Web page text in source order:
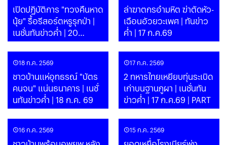
เปิดปฏิบัติการ "ทวงคืนหาด
นุ้ย" รื้อรีสอร์ตหรูรุกป่า |
เนชั่นทันข่าวค่ำ | 20
ก.ค.69 | PART
ล่าฆาตกรอำมหิต ฆ่าตัดหัว-
เฉือนอัวยวะเพศ | ทันข่าว
ค่ำ | 17 ก.ค.69
18 ก.ค. 2569
ชาวบ้านแห่อุทธรณ์ "บัตร
คนจน" แน่นธนาคาร | เนชั่
นทันข่าวค่ำ | 18 ก.ค. 69
17 ก.ค. 2569
2 ทหารไทยเหยียบทุ่นระเบิด
เก่าบนฐานภูผา | เนชั่นทัน
ข่าวค่ำ | 17 ก.ค.69 | PART
16 ก.ค. 2569 15 ก.ค. 2569